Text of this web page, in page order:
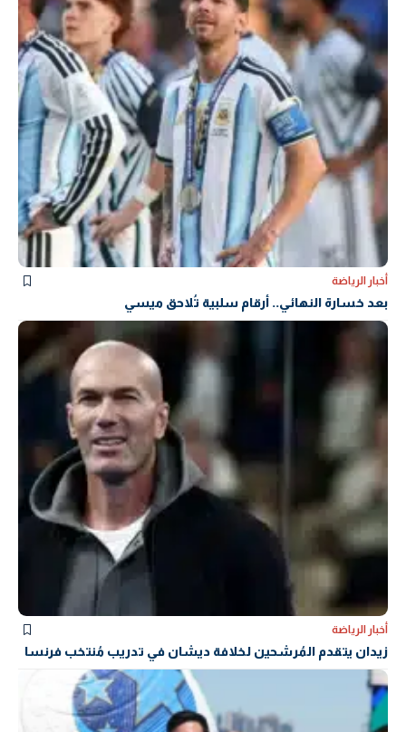
أخبار الرياضة
بعد خسارة النهائي.. أرقام سلبية تُلاحق ميسي
أخبار الرياضة
زيدان يتقدم المُرشحين لخلافة ديشان في تدريب مُنتخب فرنسا